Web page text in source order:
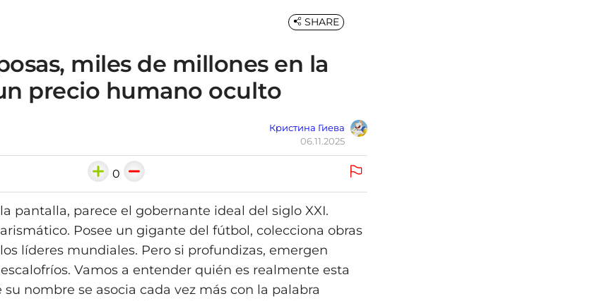
miles de millones en la
precio humano oculto
Кристина Гиева
06.11.2025
SHARE
0
pantalla, parece el gobernante ideal del siglo XXI.
Posee un gigante del fútbol, colecciona obras
líderes mundiales. Pero si profundizas, emergen
Vamos a entender quién es realmente esta
nombre se asocia cada vez más con la palabra